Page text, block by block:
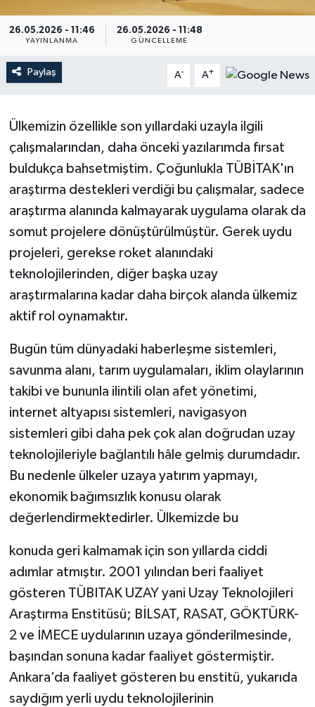
26.05.2026 - 11:46
YAYINLANMA
26.05.2026 - 11:48
GÜNCELLEME
Paylaş A- A+
Ülkemizin özellikle son yıllardaki uzayla ilgili
çalışmalarından, daha önceki yazılarımda fırsat
buldukça bahsetmiştim. Çoğunlukla TÜBİTAK'ın
araştırma destekleri verdiği bu çalışmalar, sadece
araştırma alanında kalmayarak uygulama olarak da
somut projelere dönüştürülmüştür. Gerek uydu
projeleri, gerekse roket alanındaki
teknolojilerinden, diğer başka uzay
araştırmalarına kadar daha birçok alanda ülkemiz
aktif rol oynamaktır.
Bugün tüm dünyadaki haberleşme sistemleri,
savunma alanı, tarım uygulamaları, iklim olaylarının
takibi ve bununla ilintili olan afet yönetimi,
internet altyapısı sistemleri, navigasyon
sistemleri gibi daha pek çok alan doğrudan uzay
teknolojileriyle bağlantılı hâle gelmiş durumdadır.
Bu nedenle ülkeler uzaya yatırım yapmayı,
ekonomik bağımsızlık konusu olarak
değerlendirmektedirler. Ülkemizde bu
konuda geri kalmamak için son yıllarda ciddi
adımlar atmıştır. 2001 yılından beri faaliyet
gösteren TÜBITAK UZAY yani Uzay Teknolojileri
Araştırma Enstitüsü; BİLSAT, RASAT, GÖKTÜRK-
2 ve İMECE uydularının uzaya gönderilmesinde,
başından sonuna kadar faaliyet göstermiştir.
Ankara’da faaliyet gösteren bu enstitü, yukarıda
saydığım yerli uydu teknolojilerinin